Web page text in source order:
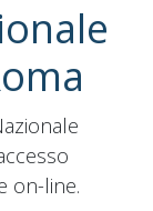
on-line.